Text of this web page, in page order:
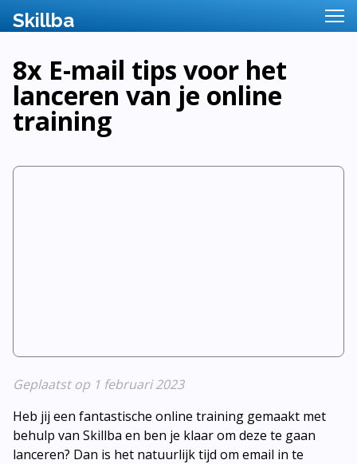
8x E-mail tips voor het
lanceren van je online
training
Geplaatst op 1 februari 2023
Heb jij een fantastische online training gemaakt met
behulp van Skillba en ben je klaar om deze te gaan
lanceren? Dan is het natuurlijk tijd om email in te